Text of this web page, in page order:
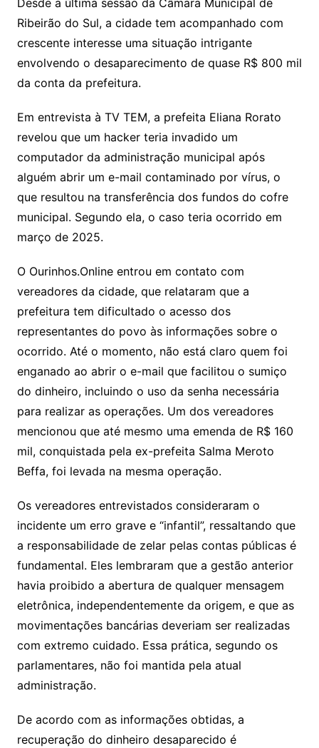
Desde a última sessão da Câmara Municipal de
Ribeirão do Sul, a cidade tem acompanhado com
crescente interesse uma situação intrigante
envolvendo o desaparecimento de quase R$ 800 mil
da conta da prefeitura.
Em entrevista à TV TEM, a prefeita Eliana Rorato
revelou que um hacker teria invadido um
computador da administração municipal após
alguém abrir um e-mail contaminado por vírus, o
que resultou na transferência dos fundos do cofre
municipal. Segundo ela, o caso teria ocorrido em
março de 2025.
O Ourinhos.Online entrou em contato com
vereadores da cidade, que relataram que a
prefeitura tem dificultado o acesso dos
representantes do povo às informações sobre o
ocorrido. Até o momento, não está claro quem foi
enganado ao abrir o e-mail que facilitou o sumiço
do dinheiro, incluindo o uso da senha necessária
para realizar as operações. Um dos vereadores
mencionou que até mesmo uma emenda de R$ 160
mil, conquistada pela ex-prefeita Salma Meroto
Beffa, foi levada na mesma operação.
Os vereadores entrevistados consideraram o
incidente um erro grave e “infantil”, ressaltando que
a responsabilidade de zelar pelas contas públicas é
fundamental. Eles lembraram que a gestão anterior
havia proibido a abertura de qualquer mensagem
eletrônica, independentemente da origem, e que as
movimentações bancárias deveriam ser realizadas
com extremo cuidado. Essa prática, segundo os
parlamentares, não foi mantida pela atual
administração.
De acordo com as informações obtidas, a
recuperação do dinheiro desaparecido é